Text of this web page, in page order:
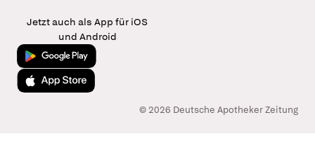
Jetzt auch als App für iOS
und Android
Jetzt bei Google Play
Laden im App Store
© 2026 Deutsche Apotheker Zeitung